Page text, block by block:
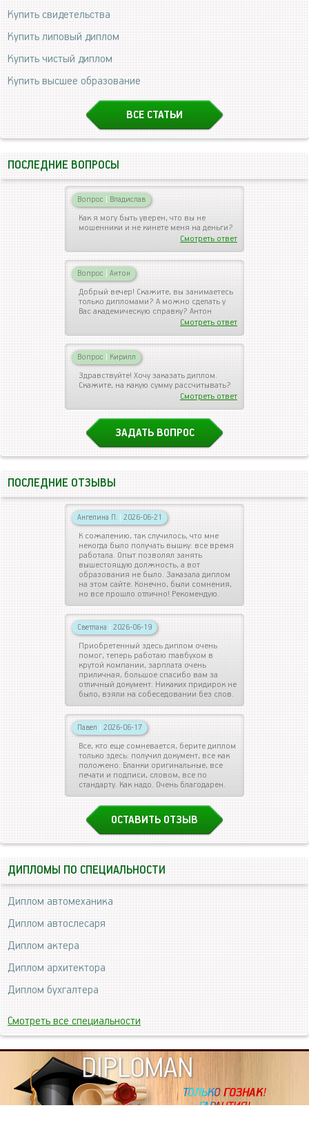
Купить свидетельства
Купить липовый диплом
Купить чистый диплом
Купить высшее образование
ВСЕ СТАТЬИ
ПОСЛЕДНИЕ ВОПРОСЫ
Вопрос | Владислав
Как я могу быть уверен, что вы не
мошенники и не кинете меня на деньги?
Смотреть ответ
Вопрос | Антон
Добрый вечер! Скажите, вы занимаетесь
только дипломами? А можно сделать у
Вас академическую справку? Антон
Смотреть ответ
Вопрос | Кирилл
Здравствуйте! Хочу заказать диплом.
Скажите, на какую сумму рассчитывать?
Смотреть ответ
ЗАДАТЬ ВОПРОС
ПОСЛЕДНИЕ ОТЗЫВЫ
Ангелина П. | 2026-06-21
К сожалению, так случилось, что мне
некогда было получать вышку: все время
работала. Опыт позволял занять
вышестоящую должность, а вот
образования не было. Заказала диплом
на этом сайте. Конечно, были сомнения,
но все прошло отлично! Рекомендую.
Светлана | 2026-06-19
Приобретенный здесь диплом очень
помог, теперь работаю главбухом в
крутой компании, зарплата очень
приличная, большое спасибо вам за
отличный документ. Никаких придирок не
было, взяли на собеседовании без слов.
Павел | 2026-06-17
Все, кто еще сомневается, берите диплом
только здесь: получил документ, все как
положено. Бланки оригинальные, все
печати и подписи, словом, все по
стандарту. Как надо. Очень благодарен.
ОСТАВИТЬ ОТЗЫВ
ДИПЛОМЫ ПО СПЕЦИАЛЬНОСТИ
Диплом автомеханика
Диплом автослесаря
Диплом актера
Диплом архитектора
Диплом бухгалтера
Смотреть все специальности
DIPLOMAN